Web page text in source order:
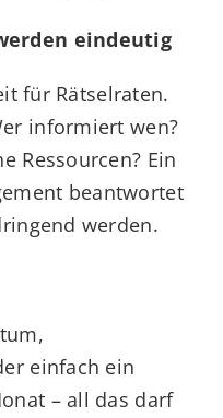
eindeutig
für Rätselraten.
informiert wen?
Ressourcen? Ein
beantwortet
werden.
einfach ein
– all das darf